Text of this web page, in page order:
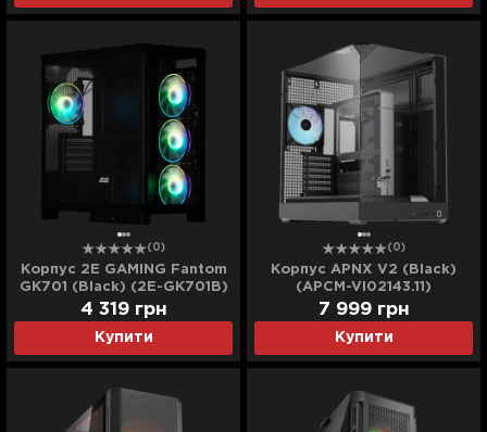
(0)
Корпус 2E GAMING Fantom
GK701 (Black) (2E-GK701B)
Купити
4 319 грн
(0)
Корпус APNX V2 (Black)
(APCM-VI02143.11)
Купити
7 999 грн